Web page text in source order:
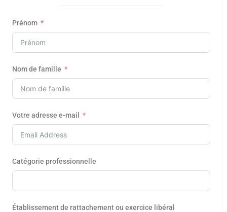
Prénom
Nom de famille
Votre adresse e-mail
Catégorie professionnelle
Établissement de rattachement ou exercice libéral